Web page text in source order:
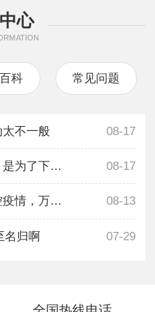
心
科 常见问题
不一般 08-17
展会回顾 | 这一次的努力，是为了下一次更好地相遇 08-17
支援桌椅、志愿演练 | 防控疫情，万千在行动 08-13
名归啊 07-29